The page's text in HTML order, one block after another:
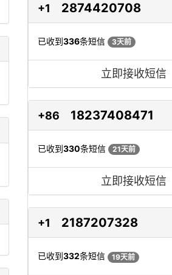
+1 2874420708
已收到336条短信 3天前
立即接收短信
+86 18237408471
已收到330条短信 21天前
立即接收短信
+1 2187207328
已收到332条短信 19天前